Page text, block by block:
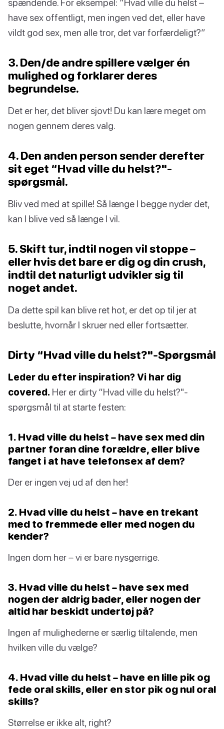
spændende. For eksempel: “Hvad ville du helst –
have sex offentligt, men ingen ved det, eller have
vildt god sex, men alle tror, det var forfærdeligt?”
3. Den/de andre spillere vælger én
mulighed og forklarer deres
begrundelse.
Det er her, det bliver sjovt! Du kan lære meget om
nogen gennem deres valg.
4. Den anden person sender derefter
sit eget “Hvad ville du helst?"-
spørgsmål.
Bliv ved med at spille! Så længe I begge nyder det,
kan I blive ved så længe I vil.
5. Skift tur, indtil nogen vil stoppe –
eller hvis det bare er dig og din crush,
indtil det naturligt udvikler sig til
noget andet.
Da dette spil kan blive ret hot, er det op til jer at
beslutte, hvornår I skruer ned eller fortsætter.
Dirty “Hvad ville du helst?"-Spørgsmål
Leder du efter inspiration? Vi har dig
covered. Her er dirty “Hvad ville du helst?"-
spørgsmål til at starte festen:
1. Hvad ville du helst – have sex med din
partner foran dine forældre, eller blive
fanget i at have telefonsex af dem?
Der er ingen vej ud af den her!
2. Hvad ville du helst – have en trekant
med to fremmede eller med nogen du
kender?
Ingen dom her – vi er bare nysgerrige.
3. Hvad ville du helst – have sex med
nogen der aldrig bader, eller nogen der
altid har beskidt undertøj på?
Ingen af mulighederne er særlig tiltalende, men
hvilken ville du vælge?
4. Hvad ville du helst – have en lille pik og
fede oral skills, eller en stor pik og nul oral
skills?
Størrelse er ikke alt, right?